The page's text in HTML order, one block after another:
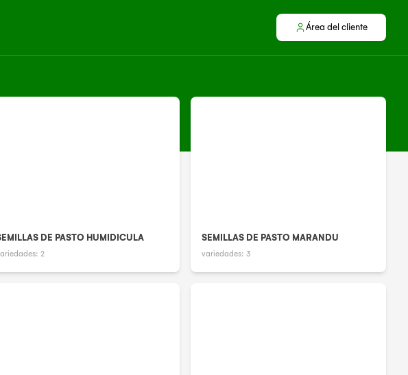
Área del cliente
DE PASTO HUMIDICULA
2
SEMILLAS DE PASTO MARANDU
variedades: 3